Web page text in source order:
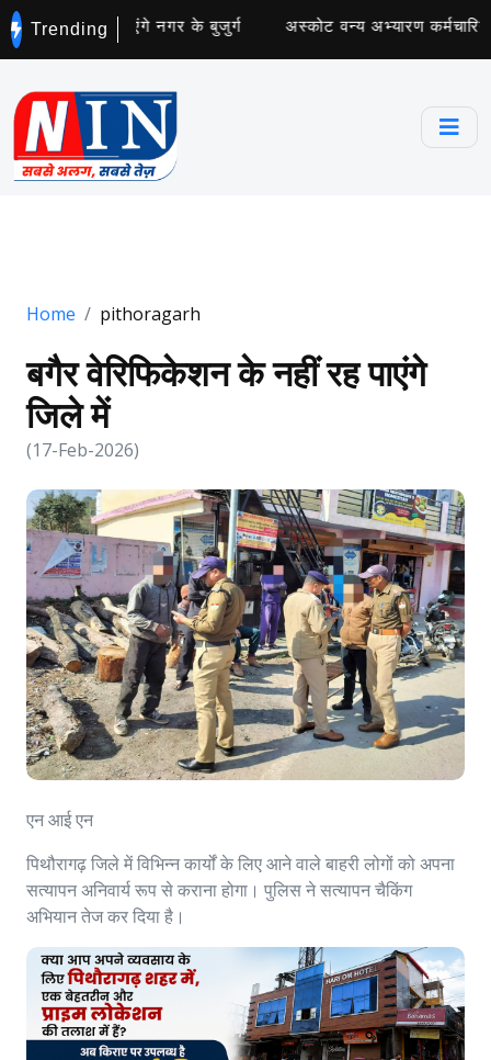
Trending
अभियान चलाएंगे नगर के बुजुर्ग अस्कोट वन्य अभ्यारण
Home pithoragarh
बगैर वेरिफिकेशन के नहीं रह पाएंगे
जिले में
(17-Feb-2026)
एन आई एन
पिथौरागढ़ जिले में विभिन्न कार्यों के लिए आने वाले बाहरी लोगों को अपना
सत्यापन अनिवार्य रूप से कराना होगा। पुलिस ने सत्यापन चैकिंग
अभियान तेज कर दिया है।